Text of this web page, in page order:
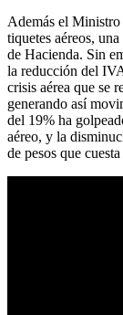
Además el
tiquetes aéreos,
de Hacienda. Sin
la reducción del
crisis aérea que se
generando así
del 19% ha
aéreo, y la
de pesos que